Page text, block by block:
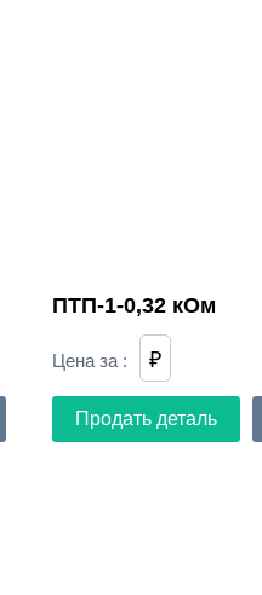
ПТП-1-0,32 кОм
Цена за : ₽
Продать деталь